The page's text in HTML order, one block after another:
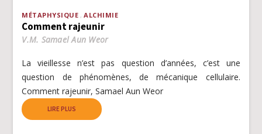
MÉTAPHYSIQUE ALCHIMIE
Comment rajeunir
V.M. Samael Aun Weor
La vieillesse n’est pas question d’années, c’est une
question de phénomènes, de mécanique cellulaire.
Comment rajeunir, Samael Aun Weor
LIRE PLUS